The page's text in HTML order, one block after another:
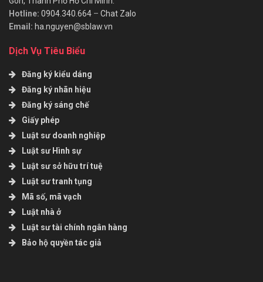
Hotline: 0904.340.664 – Chat Zalo
Email: ha.nguyen@sblaw.vn
Dịch Vụ Tiêu Biểu
Đăng ký kiểu dáng
Đăng ký nhãn hiệu
Đăng ký sáng chế
Giấy phép
Luật sư doanh nghiệp
Luật sư Hình sự
Luật sư sở hữu trí tuệ
Luật sư tranh tụng
Mã số, mã vạch
Luật nhà ở
Luật sư tài chính ngân hàng
Bảo hộ quyền tác giả